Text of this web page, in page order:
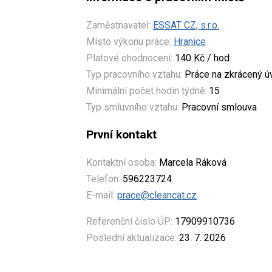
Zaměstnavatel: ESSAT CZ, s.r.o.
Místo výkonu práce: Hranice
Platové ohodnocení: 140 Kč / hod.
Typ pracovního vztahu: Práce na zkrácený
Minimální počet hodin týdně: 15
Typ smluvního vztahu: Pracovní smlouva
První kontakt
Kontaktní osoba: Marcela Ráková
Telefon: 596223724
E-mail: prace@cleancat.cz
Referenční číslo ÚP: 17909910736
Poslední aktualizace: 23. 7. 2026